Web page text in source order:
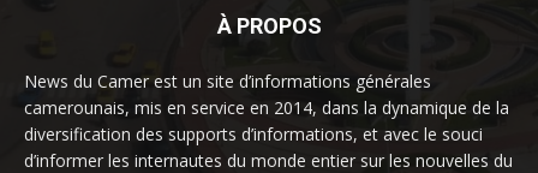
À PROPOS
News du Camer est un site d’informations générales
camerounais, mis en service en 2014, dans la dynamique de la
diversification des supports d’informations, et avec le souci
d’informer les internautes du monde entier sur les nouvelles du